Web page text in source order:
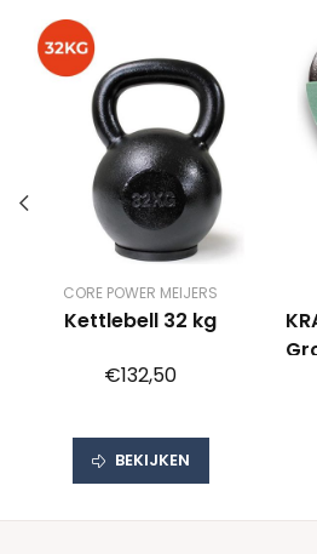
CORE POWER MEIJERS
Kettlebell 32 kg
€132,50
BEKIJKEN